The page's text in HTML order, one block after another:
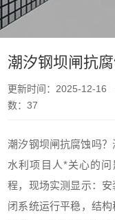
潮汐钢坝闸抗
更新时间：2025-12-
数：37
潮汐钢坝闸抗腐蚀吗
水利项目人*关心的
程，现场实测显示：
闭系统运行平稳，结